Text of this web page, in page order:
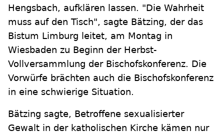
Hengsbach, aufklären lassen. "Die Wahrheit
muss auf den Tisch", sagte Bätzing, der das
Bistum Limburg leitet, am Montag in
Wiesbaden zu Beginn der Herbst-
Vollversammlung der Bischofskonferenz. Die
Vorwürfe brächten auch die Bischofskonferenz
in eine schwierige Situation.
Bätzing sagte, Betroffene sexualisierter
Gewalt in der katholischen Kirche kämen nur